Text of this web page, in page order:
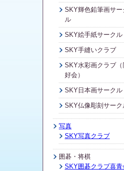
SKY輝色鉛筆画サー
ル
SKY絵手紙サークル
SKY手縫いクラブ
SKY水彩画クラブ（
好会）
SKY日本画サークル
SKY仏像彫刻サーク
写真
SKY写真クラブ
囲碁・将棋
SKY囲碁クラブ喜青